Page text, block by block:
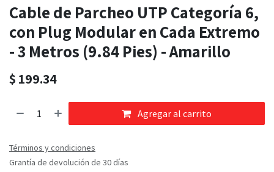
Cable de Parcheo UTP Categoría 6,
con Plug Modular en Cada Extremo
- 3 Metros (9.84 Pies) - Amarillo
$ 199.34
Agregar al carrito
Términos y condiciones
Grantía de devolución de 30 días